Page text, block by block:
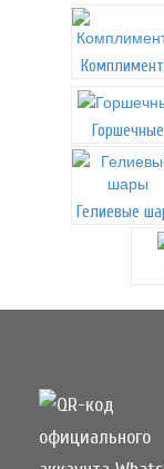
Горшечные
Гелиевые